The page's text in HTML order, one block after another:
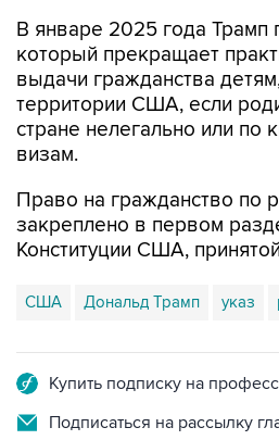
В январе 2025 года Трамп
который прекращает
выдачи гражданства
территории США, если
стране нелегально или по
визам.
Право на гражданство по
закреплено в первом
Конституции США,
США Дональд Трамп указ
Купить подписку на
Подписаться на рассылку